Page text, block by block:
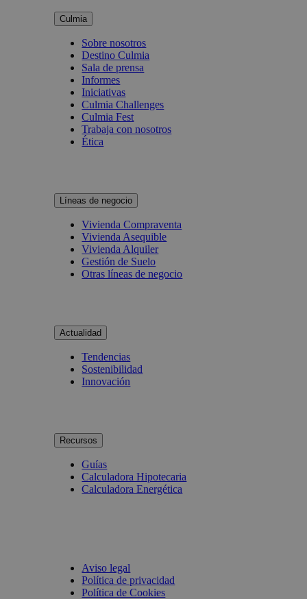
Culmia
Sobre nosotros
Destino Culmia
Sala de prensa
Informes
Iniciativas
Culmia Challenges
Culmia Fest
Trabaja con nosotros
Ética
Líneas de negocio
Vivienda Compraventa
Vivienda Asequible
Vivienda Alquiler
Gestión de Suelo
Otras líneas de negocio
Actualidad
Tendencias
Sostenibilidad
Innovación
Recursos
Guías
Calculadora Hipotecaria
Calculadora Energética
Aviso legal
Política de privacidad
Política de Cookies